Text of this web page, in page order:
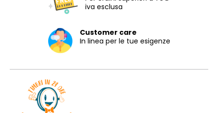
iva esclusa
Customer care
In linea per le tue esigenze